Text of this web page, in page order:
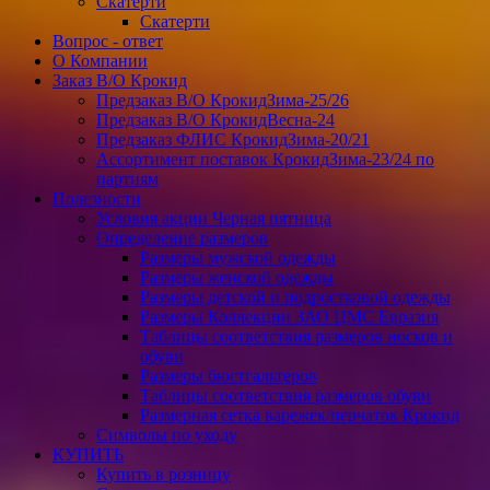
Скатерти
Вопрос - ответ
О Компании
Заказ В/О Крокид
Предзаказ В/О КрокидЗима-25/26
Предзаказ В/О КрокидВесна-24
Предзаказ ФЛИС КрокидЗима-20/21
Ассортимент поставок КрокидЗима-23/24 по
партиям
Полезности
Условия акции Черная пятница
Определение размеров
Размеры мужской одежды
Размеры женской одежды
Размеры детской и подростковой одежды
Размеры Коллекции ЗАО ЦМС Евразия
Таблицы соответствия размеров носков и
обуви
Размеры бюстгальтеров
Таблицы соответствия размеров обуви
Размерная сетка варежек/перчаток Крокид
Символы по уходу
КУПИТЬ
Купить в розницу